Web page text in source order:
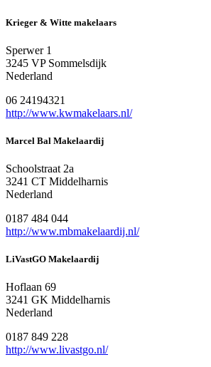
Krieger & Witte makelaars
Sperwer 1
3245 VP Sommelsdijk
Nederland
06 24194321
http://www.kwmakelaars.nl/
Marcel Bal Makelaardij
Schoolstraat 2a
3241 CT Middelharnis
Nederland
0187 484 044
http://www.mbmakelaardij.nl/
LiVastGO Makelaardij
Hoflaan 69
3241 GK Middelharnis
Nederland
0187 849 228
http://www.livastgo.nl/